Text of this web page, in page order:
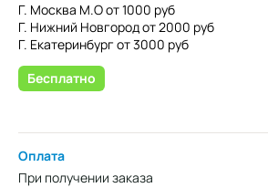
Г. Москва М.О от 1000 руб
Г. Нижний Новгород от 2000 руб
Г. Екатеринбург от 3000 руб
Бесплатно
Оплата
При получении заказа